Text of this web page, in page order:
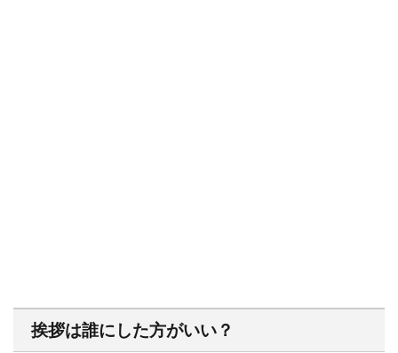
挨拶は誰にした方がいい？